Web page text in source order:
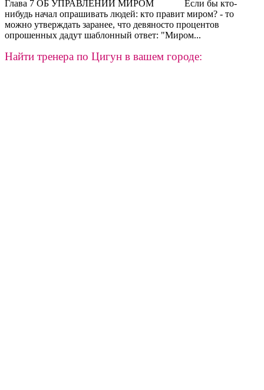
Глава 7 ОБ УПРАВЛЕНИИ МИРОМ Если бы кто-
нибудь начал опрашивать людей: кто правит миром? - то
можно утверждать заранее, что девяносто процентов
опрошенных дадут шаблонный ответ: "Миром...
Найти тренера по Цигун в вашем городе: